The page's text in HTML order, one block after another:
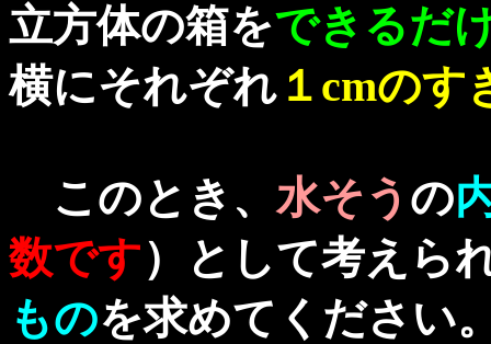
立方体の箱をできるだ
横にそれぞれ １cmのす
このとき、水そう の
数です）として考えら
ものを求めてください